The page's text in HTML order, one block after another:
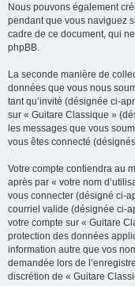
Nous pouvons également
pendant que vous naviguez
cadre de ce document, qui
phpBB.
La seconde manière de
données que vous nous
tant qu’invité (désignée ci-
sur « Guitare Classique »
les messages que vous
vous êtes connecté
Votre compte contiendra au
après par « votre nom
vous connecter (désigné ci-
courriel valide (désignée ci-
votre compte sur « Guitare
protection des données
information autre que vos
demandée lors de
discrétion de « Guitare